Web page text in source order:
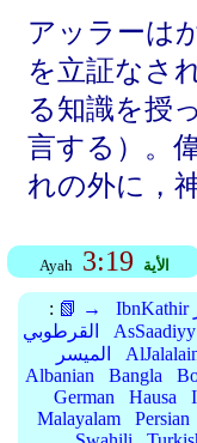
アッラーは
を立証なさ
る知識を授
言する）。
れの外に，
Ayah 3:19 الأية
: 📗 →
القرطوبي
الميسر
Albanian
Bangla
German
Hausa
Malayalam
Persian